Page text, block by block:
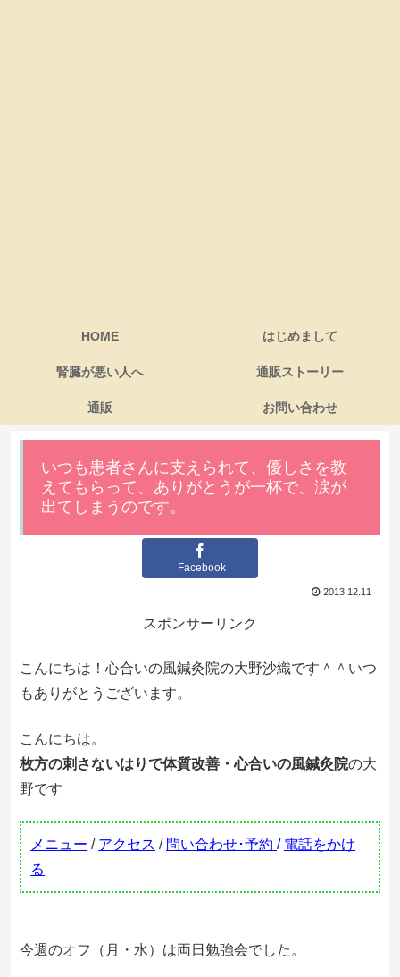
HOME はじめまして
腎臓が悪い人へ 通販ストーリー
通販 お問い合わせ
いつも患者さんに支えられて、優しさを教
えてもらって、ありがとうが一杯で、涙が
出てしまうのです。
Facebook
2013.12.11
スポンサーリンク
こんにちは！心合いの風鍼灸院の大野沙織です＾＾いつ
もありがとうございます。
こんにちは。
枚方の刺さないはりで体質改善・心合いの風鍼灸院の大
野です
メニュー / アクセス / 問い合わせ･予約/ 電話をかけ
る
今週のオフ（月・水）は両日勉強会でした。